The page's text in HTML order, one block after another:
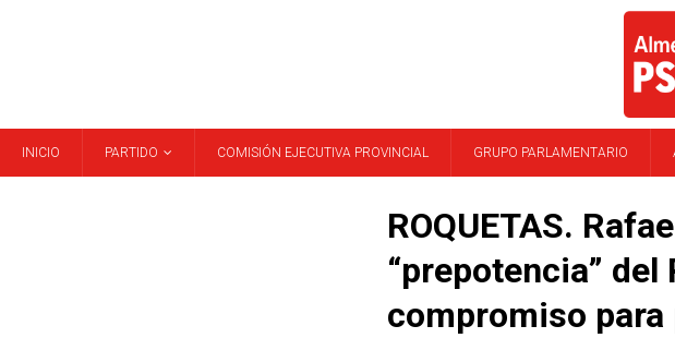
INICIO PARTIDO COMISIÓN EJECUTIVA PROVINCIAL GRUPO PARLAMENTARIO
ROQUETAS.
“prepotencia” del
compromiso